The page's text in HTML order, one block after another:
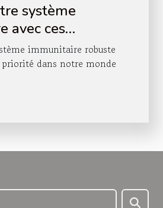
système
avec ces
méconnus
immunitaire robuste
priorité dans notre monde